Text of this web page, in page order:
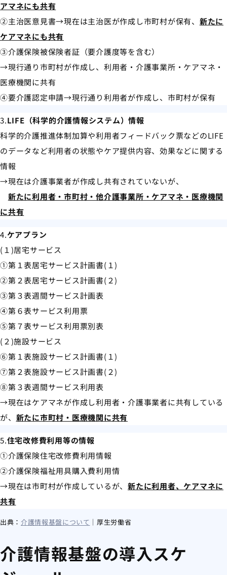
アマネにも共有
②主治医意見書→現在は主治医が作成し市町村が保有、 新たに
ケアマネにも共有
③介護保険被保険者証（要介護度等を含む）
→現行通り市町村が作成し、利用者・介護事業所・ケアマネ・
医療機関に共有
④要介護認定申請→現行通り利用者が作成し、市町村が保有
3.LIFE（科学的介護情報システム）情報
科学的介護推進体制加算や利用者フィードバック票などのLIFE
のデータなど利用者の状態やケア提供内容、効果などに関する
情報
→現在は介護事業者が作成し共有されていないが、
新たに利用者・市町村・他介護事業所・ケアマネ・医療機関
に共有
4.ケアプラン
(１)居宅サービス
①第１表居宅サービス計画書(１)
②第２表居宅サービス計画書(２)
③第３表週間サービス計画表
④第６表サービス利用票
⑤第７表サービス利用票別表
(２)施設サービス
⑥第１表施設サービス計画書(１)
⑦第２表施設サービス計画書(２)
⑧第３表週間サービス利用表
→現在はケアマネが作成し利用者・介護事業者に共有している
が、 新たに市町村・医療機関に共有
5.住宅改修費利用等の情報
①介護保険住宅改修費利用情報
②介護保険福祉用具購入費利用情
→現在は市町村が作成しているが、 新たに利用者、ケアマネに
共有
出典： 介護情報基盤について ｜厚生労働省
介護情報基盤の導入スケ